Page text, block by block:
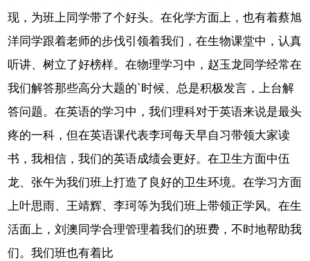
现，为班上同学带了个好头。在化学方面上，也有着蔡旭
洋同学跟着老师的步伐引领着我们，在生物课堂中，认真
听讲、树立了好榜样。在物理学习中，赵玉龙同学经常在
我们解答那些高分大题的`时候、总是积极发言，上台解
答问题。在英语的学习中，我们理科对于英语来说是最头
疼的一科，但在英语课代表李珂每天早自习带领大家读
书，我相信，我们的英语成绩会更好。在卫生方面中伍
龙、张午为我们班上打造了良好的卫生环境。在学习方面
上叶思雨、王靖辉、李珂等为我们班上带领正学风。在生
活面上，刘澳同学合理管理着我们的班费，不时地帮助我
们。我们班也有着比